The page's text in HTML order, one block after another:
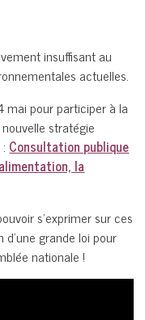
insuffisant au
actuelles.
mai pour participer à la
stratégie
Consultation publique
la
s’exprimer sur ces
grande loi pour
nationale !